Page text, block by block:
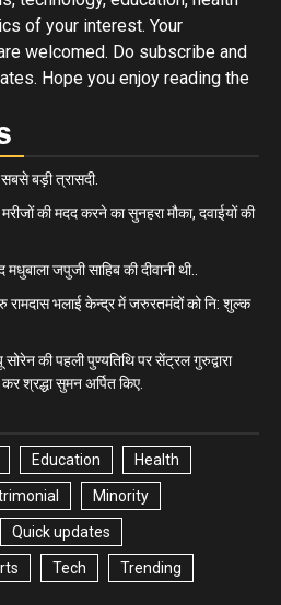
of your interest. Your
welcomed. Do subscribe and
Hope you enjoy reading the
बड़ी त्रासदी.
की मदद करने का सुनहरा मौका, दवाईयों की
जपुजी साहिब की दीवानी थी..
रामदास भलाई केन्द्र में जरुरतमंदों को नि: शुल्क
की पहली पुण्यतिथि पर सेंट्रल गुरुद्वारा
श्रद्धा सुमन अर्पित किए.
Education Health
Minority
Quick updates
Tech Trending